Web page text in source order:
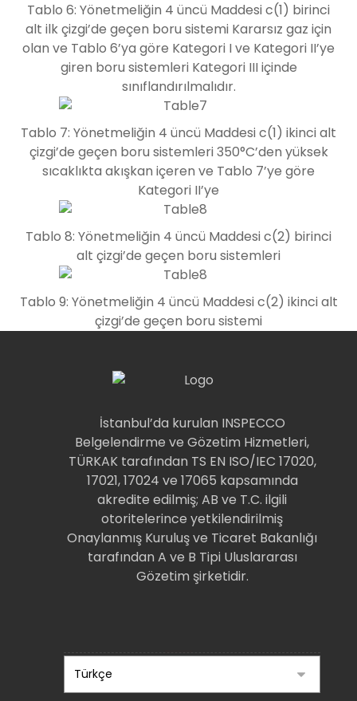
Tablo 6: Yönetmeliğin 4 üncü Maddesi c(1) birinci
alt ilk çizgi’de geçen boru sistemi Kararsız gaz için
olan ve Tablo 6’ya göre Kategori I ve Kategori II’ye
giren boru sistemleri Kategori III içinde
sınıflandırılmalıdır.
Tablo 7: Yönetmeliğin 4 üncü Maddesi c(1) ikinci alt
çizgi’de geçen boru sistemleri 350°C’den yüksek
sıcaklıkta akışkan içeren ve Tablo 7’ye göre
Kategori II’ye
Tablo 8: Yönetmeliğin 4 üncü Maddesi c(2) birinci
alt çizgi’de geçen boru sistemleri
Tablo 9: Yönetmeliğin 4 üncü Maddesi c(2) ikinci alt
çizgi’de geçen boru sistemi
İstanbul’da kurulan INSPECCO
Belgelendirme ve Gözetim Hizmetleri,
TÜRKAK tarafından TS EN ISO/IEC 17020,
17021, 17024 ve 17065 kapsamında
akredite edilmiş; AB ve T.C. ilgili
otoritelerince yetkilendirilmiş
Onaylanmış Kuruluş ve Ticaret Bakanlığı
tarafından A ve B Tipi Uluslararası
Gözetim şirketidir.